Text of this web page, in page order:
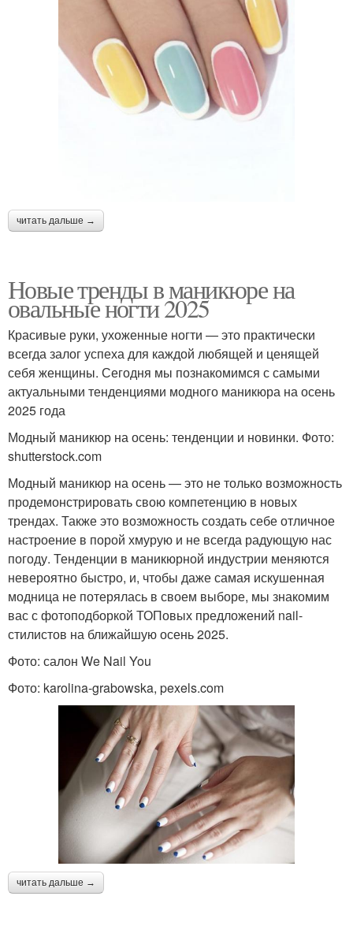
читать дальше →
Новые тренды в маникюре на
овальные ногти 2025
Красивые руки, ухоженные ногти — это практически
всегда залог успеха для каждой любящей и ценящей
себя женщины. Сегодня мы познакомимся с самыми
актуальными тенденциями модного маникюра на осень
2025 года
Модный маникюр на осень: тенденции и новинки. Фото:
shutterstock.com
Модный маникюр на осень — это не только возможность
продемонстрировать свою компетенцию в новых
трендах. Также это возможность создать себе отличное
настроение в порой хмурую и не всегда радующую нас
погоду. Тенденции в маникюрной индустрии меняются
невероятно быстро, и, чтобы даже самая искушенная
модница не потерялась в своем выборе, мы знакомим
вас с фотоподборкой ТОПовых предложений nail-
стилистов на ближайшую осень 2025.
Фото: салон We Nail You
Фото: karolina-grabowska, pexels.com
читать дальше →